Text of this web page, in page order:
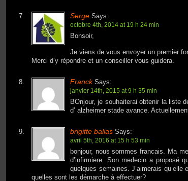
Serge Says:
octobre 4th, 2014 at 19 h 24 min
Bonsoir,
Je viens de vous envoyer un premier
Merci d’y répondre et un conseiller vous guidera.
FranckSays:
janvier 14th, 2015 at 9 h 35 min
BOnjour, je souhaiterai obtenir la liste
d’ alzheimer stade avance.
brigitte balias Says:
avril 5th, 2016 at 15 h 53 min
bonjour, nous sommes francais. Ma
d’infirmiere. Son medecin a proposé
quelques semaines. J’aimerais
quelles sont les démarche à effectuer?